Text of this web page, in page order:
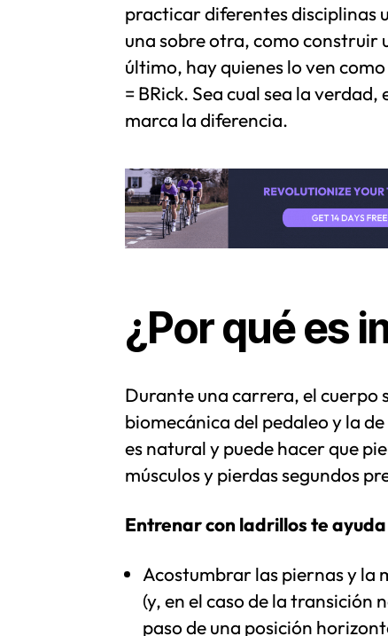
practicar diferentes disciplinas
una sobre otra, como construir
último, hay quienes lo ven
= BRick. Sea cual sea la
marca la diferencia.
¿Por qué es
Durante una carrera, el cuerpo
biomecánica del pedaleo y la
es natural y puede hacer que
músculos y pierdas segundos
Entrenar con ladrillos te
Acostumbrar las piernas y la
(y, en el caso de la
paso de una posición